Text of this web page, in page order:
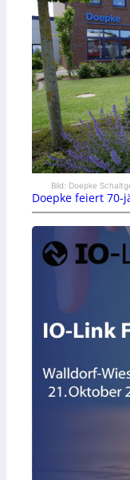
Bild: Doepke
Doepke feiert